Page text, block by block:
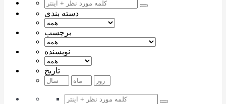
دسته بندی
برچسب
نویسنده
تاریخ